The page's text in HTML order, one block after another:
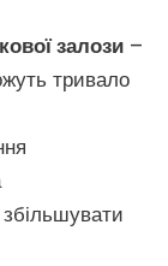
залози –
тривало